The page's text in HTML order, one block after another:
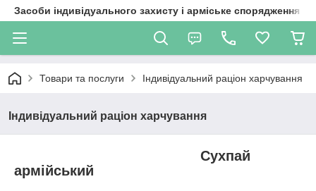
Засоби індивідуального захисту і арміське спорядження
Товари та послуги Індивідуальний раціон харчування
Індивідуальний раціон харчування
Сухпай
армійський